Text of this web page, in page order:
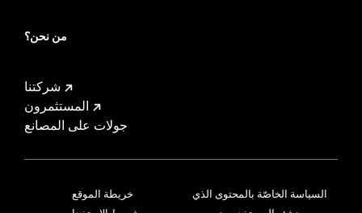
من نحن؟
شركتنا
المستثمرون
جولات على المصانع
خريطة الموقع
السياسة الخاصّة بالمحتوى الذي